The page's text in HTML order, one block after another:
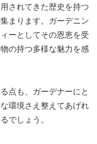
されてきた歴史を持つ
まります。ガーデニン
ーとしてその恩恵を受
の持つ多様な魅力を感
点も、ガーデナーにと
環境さえ整えてあげれ
でしょう。